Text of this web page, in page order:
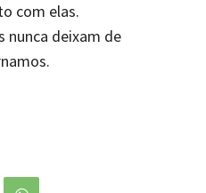
com elas.
nunca deixam de